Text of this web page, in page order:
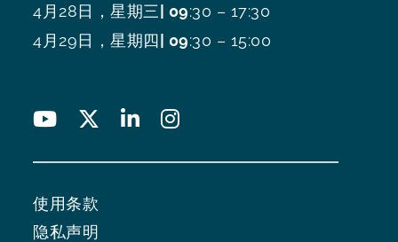
4月28日，星期三| 09:30 – 17:30
4月29日，星期四| 09:30 – 15:00
使用条款
隐私声明